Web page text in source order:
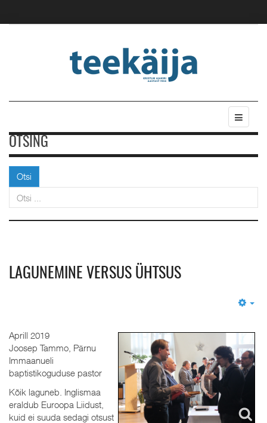
OTSING
Otsi
LAGUNEMINE VERSUS ÜHTSUS
Aprill 2019
Joosep Tammo, Pärnu
Immaanueli
baptistikoguduse pastor
Kõik laguneb. Inglismaa
eraldub Euroopa Liidust,
kuid ei suuda sedagi otsust